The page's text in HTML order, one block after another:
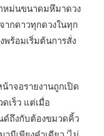
หม่นขนาดมหึมาดวง
ากดาวทุกดวงในทุก
พร้อมเริ่มต้นการสั่ง
าจอรายงานถูกเปิด
เร็ว แต่เมื่อ
ด์ถึงกับต้องขมวดคิ้ว